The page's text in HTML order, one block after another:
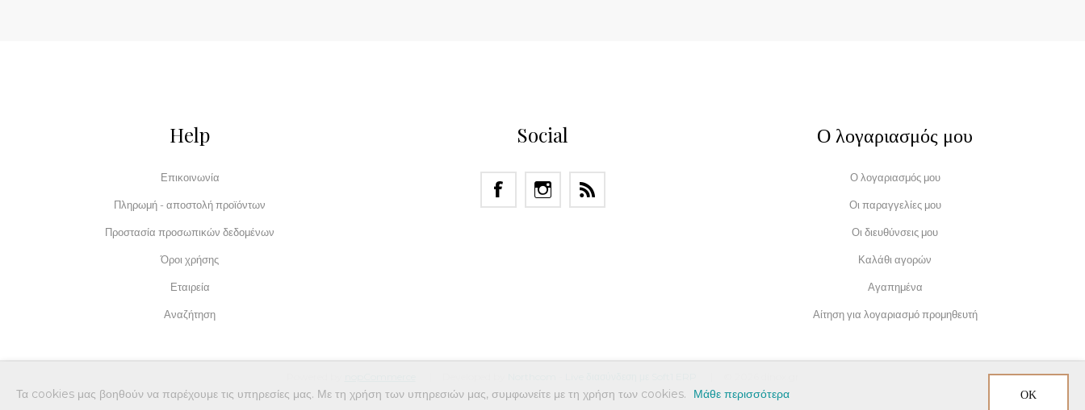
Help
Επικοινωνία
Πληρωμή - αποστολή προϊόντων
Προστασία προσωπικών δεδομένων
Όροι χρήσης
Εταιρεία
Αναζήτηση
Social Ο λογαριασμός μου
Ο λογαριασμός μου
Οι παραγγελίες μου
Οι διευθύνσεις μου
Καλάθι αγορών
Αγαπημένα
Αίτηση για λογαριασμό προμηθευτή
Τα cookies μας βοηθούν να παρέχουμε τις υπηρεσίες μας. Με τη χρήση των υπηρεσιών μας, συμφωνείτε με τη χρήση των cookies. Μάθε περισσότερα ΟΚ